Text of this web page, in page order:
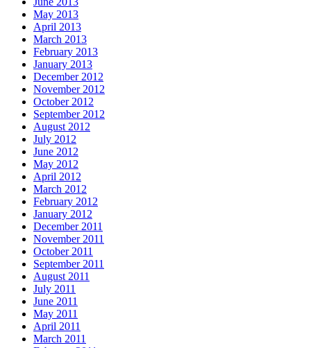
May 2013
April 2013
March 2013
February 2013
January 2013
December 2012
November 2012
October 2012
September 2012
August 2012
July 2012
June 2012
May 2012
April 2012
March 2012
February 2012
January 2012
December 2011
November 2011
October 2011
September 2011
August 2011
July 2011
June 2011
May 2011
April 2011
March 2011